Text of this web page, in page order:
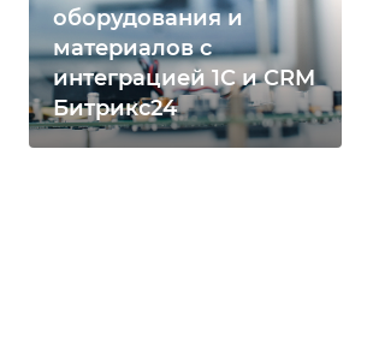
оборудования и
материалов с
интеграцией 1С и CRM
Битрикс24